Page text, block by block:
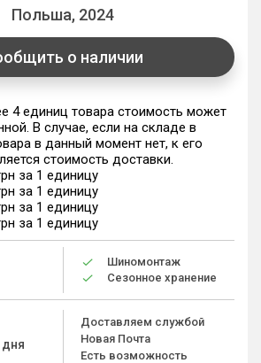
Польша, 2024
о наличии
4 единиц товара стоимость может
В случае, если на складе в
в данный момент нет, к его
стоимость доставки.
за 1 единицу
за 1 единицу
за 1 единицу
за 1 единицу
Шиномонтаж
Сезонное хранение
Доставляем службой
Новая Почта
Есть возможность